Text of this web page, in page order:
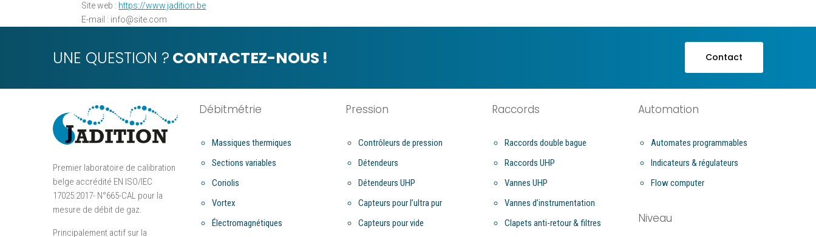
Site web : https://www.jadition.be
E-mail : info@site.com
UNE QUESTION ? CONTACTEZ-NOUS ! Contact
Premier laboratoire de calibration
belge accrédité EN ISO/IEC
17025:2017- N°665-CAL pour la
mesure de débit de gaz.
Principalement actif sur la
Débitmétrie
Massiques thermiques
Sections variables
Coriolis
Vortex
Électromagnétiques
Pression
Contrôleurs de pression
Détendeurs
Détendeurs UHP
Capteurs pour l’ultra pur
Capteurs pour vide
Raccords
Raccords double bague
Raccords UHP
Vannes UHP
Vannes d’instrumentation
Clapets anti-retour & filtres
Automation
Automates programmables
Indicateurs & régulateurs
Flow computer
Niveau